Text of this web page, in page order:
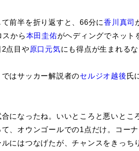
前半を折り返すと、66分に香川真司
から本田圭佑がヘディングでネット
点目や原口元気にも得点が生まれる
はサッカー解説者のセルジオ越後氏
になったね。いいところと悪いとこ
、オウンゴールでの1点だけ。コー
にはつなげたが、チャンスをきっち